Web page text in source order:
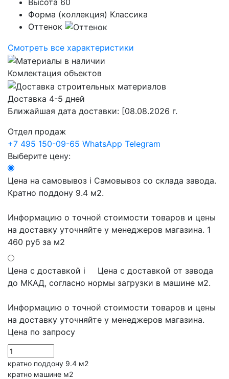
Форма (коллекция) Классика
Оттенок
Смотреть все характеристики
Комлектация объектов
Доставка 4-5 дней
Ближайшая дата доставки: [08.08.2026 г.
Отдел продаж
+7 495 150-09-65 WhatsApp Telegram
Выберите цену:
Цена на самовывоз i Самовывоз со склада завода.
Кратно поддону 9.4 м2.
Информацию о точной стоимости товаров и цены
на доставку уточняйте у менеджеров магазина. 1
460 руб за м2
Цена с доставкой i
Цена с доставкой от завода
до МКАД, согласно нормы загрузки в машине м2.
Информацию о точной стоимости товаров и цены
на доставку уточняйте у менеджеров магазина.
Цена по запросу
кратно поддону 9.4 м2
кратно машине м2